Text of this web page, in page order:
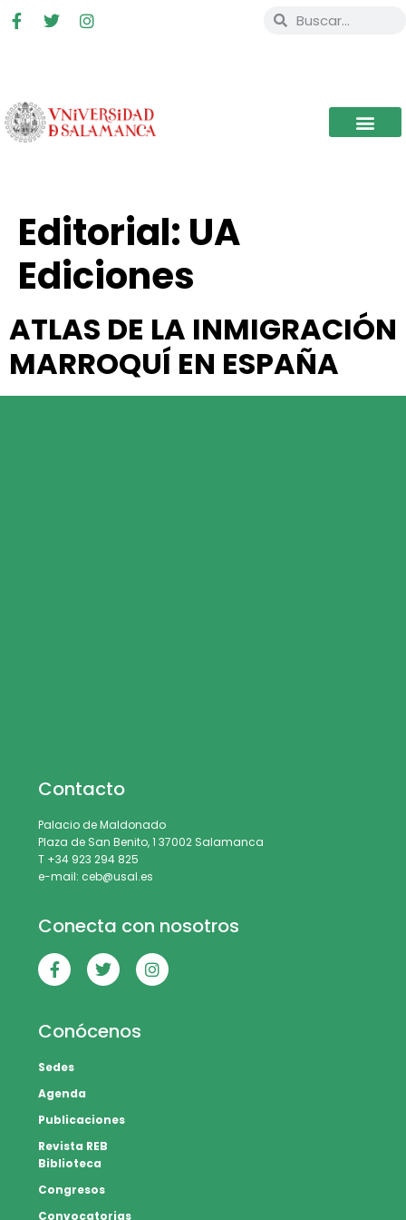
Editorial: UA
Ediciones
ATLAS DE LA INMIGRACIÓN
MARROQUÍ EN ESPAÑA
Contacto
Palacio de Maldonado
Plaza de San Benito, 1 37002 Salamanca
T +34 923 294 825
e-mail: ceb@usal.es
Conecta con nosotros
Conócenos
Sedes
Agenda
Publicaciones
Revista REB
Biblioteca
Congresos
Convocatorias